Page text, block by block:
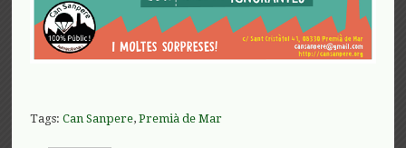
Tags:Can Sanpere,Premià de Mar